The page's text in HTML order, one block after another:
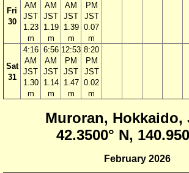
Fri
30
AM
JST
1.23
m
AM
JST
1.19
m
AM
JST
1.39
m
PM
JST
0.07
m
Sat
31
4:16
AM
JST
1.30
m
6:56
AM
JST
1.14
m
12:53
PM
JST
1.47
m
8:20
PM
JST
0.02
m
Muroran, Hokkaido,
42.3500° N,
February 2026